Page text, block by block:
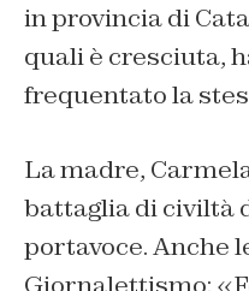
in provincia di
quali è cresciuta,
frequentato la
La madre,
battaglia di civiltà
portavoce. Anche
Giornalettismo: